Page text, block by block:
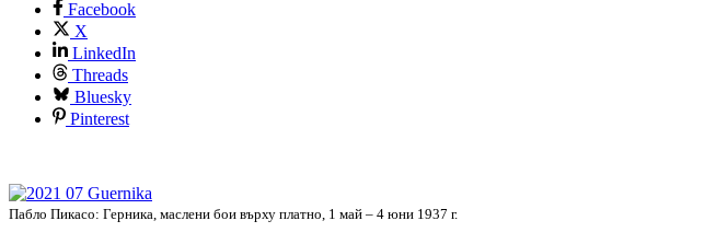
Facebook
X
LinkedIn
Threads
Bluesky
Pinterest
Пабло Пикасо: Герника, маслени бои върху платно, 1 май – 4 юни 1937 г.